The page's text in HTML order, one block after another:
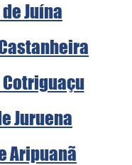
Juína
Juruena
Aripuanã